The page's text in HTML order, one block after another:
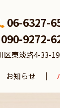
06-6327-
090-9272-
区東淡路4-33-
お知らせ